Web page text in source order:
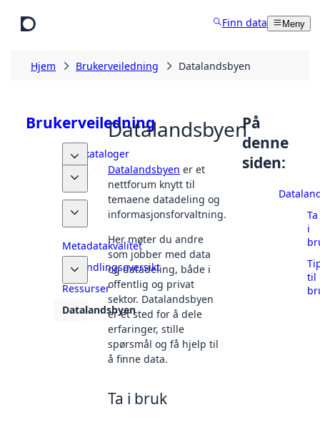
Finn data Meny
Hjem Brukerveiledning Datalandsbyen
Brukerveiledning
Datakataloger
Finne
data
Dele
data
Metadatakvalitet
Behandlingsoversikt
Ressurser
Datalandsbyen
Datalandsbyen
Datalandsbyen er et
nettforum knytt til
temaene datadeling og
informasjonsforvaltning.
Her møter du andre
som jobber med data
og datadeling, både i
offentlig og privat
sektor. Datalandsbyen
er et sted for å dele
erfaringer, stille
spørsmål og få hjelp til
å finne data.
Ta i bruk
På
denne
siden:
Ta
i
til